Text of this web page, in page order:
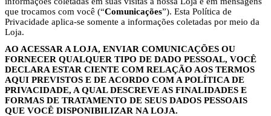
que trocamos com você (“Comunicações”). Esta Política de
Privacidade aplica-se somente a informações coletadas por meio da
Loja.
AO ACESSAR A LOJA, ENVIAR COMUNICAÇÕES OU
FORNECER QUALQUER TIPO DE DADO PESSOAL, VOCÊ
DECLARA ESTAR CIENTE COM RELAÇÃO AOS TERMOS
AQUI PREVISTOS E DE ACORDO COM A POLÍTICA DE
PRIVACIDADE, A QUAL DESCREVE AS FINALIDADES E
FORMAS DE TRATAMENTO DE SEUS DADOS PESSOAIS
QUE VOCÊ DISPONIBILIZAR NA LOJA.